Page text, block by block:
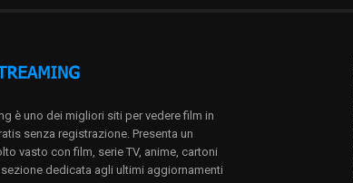
è uno dei migliori siti per vedere film in
senza registrazione. Presenta un
vasto con film, serie TV, anime, cartoni
sezione dedicata agli ultimi aggiornamenti